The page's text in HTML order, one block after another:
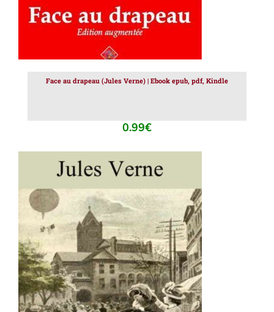
Face au drapeau (Jules Verne) | Ebook epub, pdf, Kindle
0.99€
AJOUTER AU PANIER / DÉTAILS